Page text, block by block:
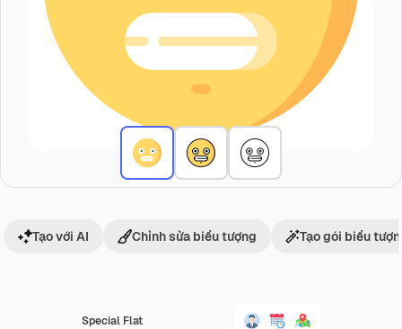
Special Flat
Tạo với AI Chỉnh sửa biểu tượng Tạo gói biểu